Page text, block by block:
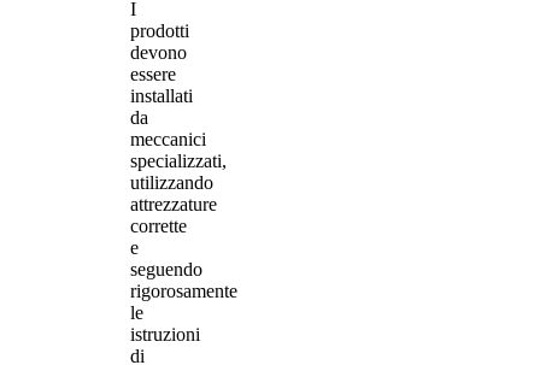
I
prodotti
devono
essere
installati
da
meccanici
specializzati,
utilizzando
attrezzature
corrette
e
seguendo
rigorosamente
le
istruzioni
di